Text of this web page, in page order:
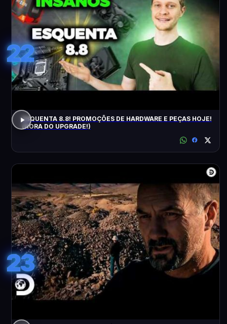
22
ESQUENTA 8.8! PROMOÇÕES DE HARDWARE E PEÇAS HOJE!
(HORA DO UPGRADE!)
23